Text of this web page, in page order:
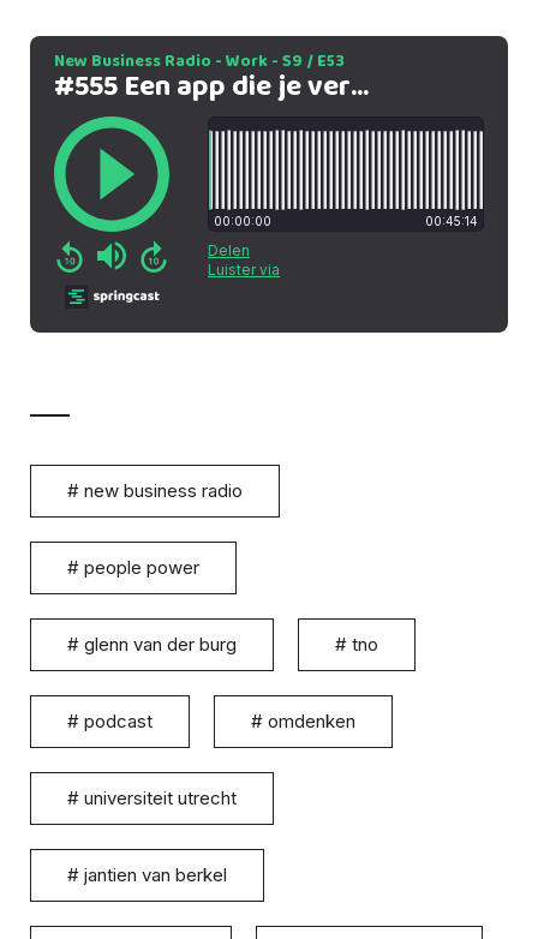
# new business radio
# people power
# glenn van der burg # tno
# podcast # omdenken
# universiteit utrecht
# jantien van berkel